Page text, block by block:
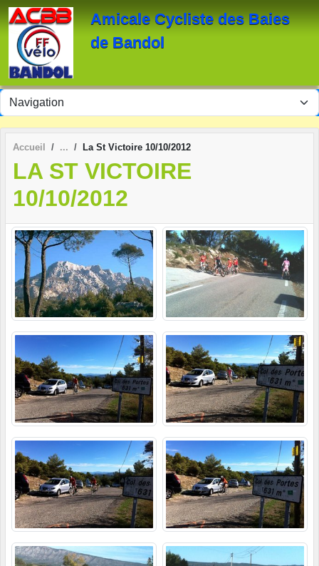
Amicale Cycliste des Baies
de Bandol
Accueil La St Victoire 10/10/2012
LA ST VICTOIRE
10/10/2012
Panneau de gestion des cookies